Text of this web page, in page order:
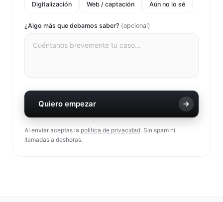
Digitalización Web / captación Aún no lo sé
¿Algo más que debamos saber? (opcional)
Quiero empezar
Al enviar aceptas la política de privacidad. Sin spam ni
llamadas a deshoras.